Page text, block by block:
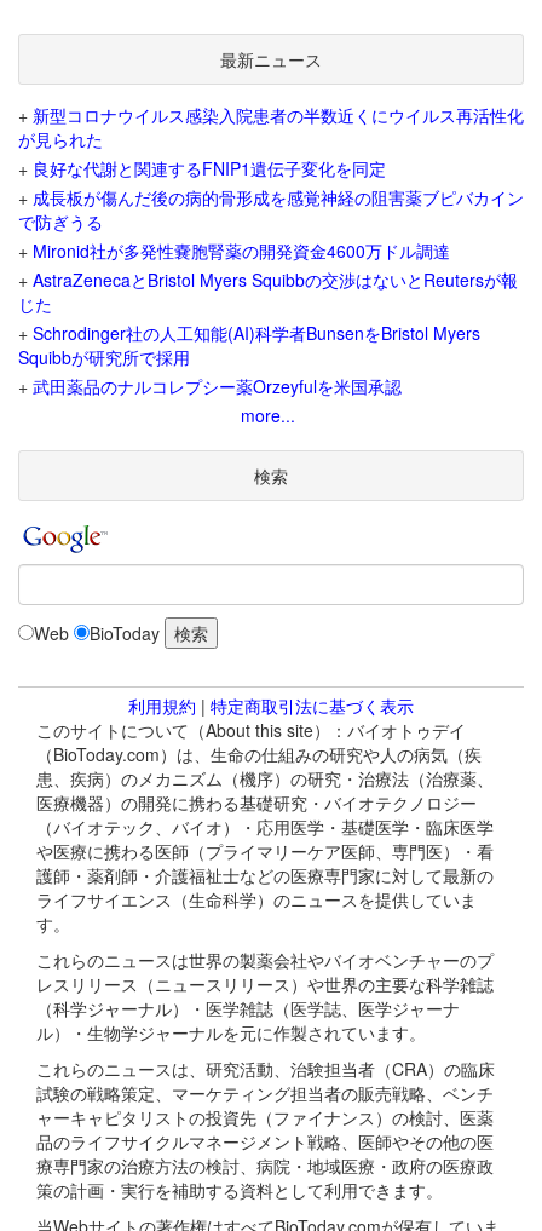
最新ニュース
+ 新型コロナウイルス感染入院患者の半数近くにウイルス再活性化
が見られた
+ 良好な代謝と関連するFNIP1遺伝子変化を同定
+ 成長板が傷んだ後の病的骨形成を感覚神経の阻害薬ブピバカイン
で防ぎうる
+ Mironid社が多発性嚢胞腎薬の開発資金4600万ドル調達
+ AstraZenecaとBristol Myers Squibbの交渉はないとReutersが報
じた
+ Schrodinger社の人工知能(AI)科学者BunsenをBristol Myers
Squibbが研究所で採用
+ 武田薬品のナルコレプシー薬Orzeyfulを米国承認
more...
検索
Web BioToday
利用規約 | 特定商取引法に基づく表示
このサイトについて（About this site）：バイオトゥデイ
（BioToday.com）は、生命の仕組みの研究や人の病気（疾
患、疾病）のメカニズム（機序）の研究・治療法（治療薬、
医療機器）の開発に携わる基礎研究・バイオテクノロジー
（バイオテック、バイオ）・応用医学・基礎医学・臨床医学
や医療に携わる医師（プライマリーケア医師、専門医）・看
護師・薬剤師・介護福祉士などの医療専門家に対して最新の
ライフサイエンス（生命科学）のニュースを提供していま
す。
これらのニュースは世界の製薬会社やバイオベンチャーのプ
レスリリース（ニュースリリース）や世界の主要な科学雑誌
（科学ジャーナル）・医学雑誌（医学誌、医学ジャーナ
ル）・生物学ジャーナルを元に作製されています。
これらのニュースは、研究活動、治験担当者（CRA）の臨床
試験の戦略策定、マーケティング担当者の販売戦略、ベンチ
ャーキャピタリストの投資先（ファイナンス）の検討、医薬
品のライフサイクルマネージメント戦略、医師やその他の医
療専門家の治療方法の検討、病院・地域医療・政府の医療政
策の計画・実行を補助する資料として利用できます。